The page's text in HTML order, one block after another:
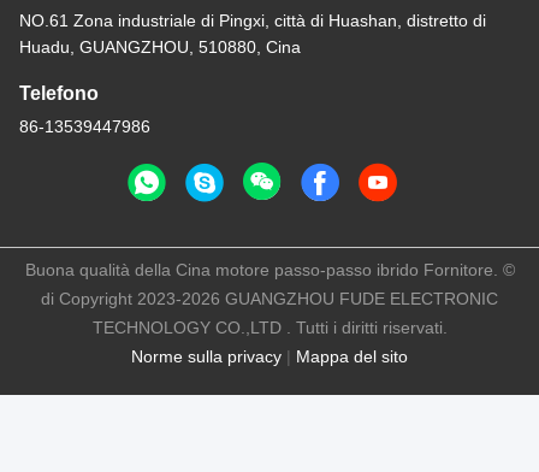
NO.61 Zona industriale di Pingxi, città di Huashan, distretto di
Huadu, GUANGZHOU, 510880, Cina
Telefono
86-13539447986
Norme sulla privacy | Mappa del sito
Buona qualità della Cina motore passo-passo ibrido Fornitore. ©
di Copyright 2023-2026 GUANGZHOU FUDE ELECTRONIC
TECHNOLOGY CO.,LTD . Tutti i diritti riservati.